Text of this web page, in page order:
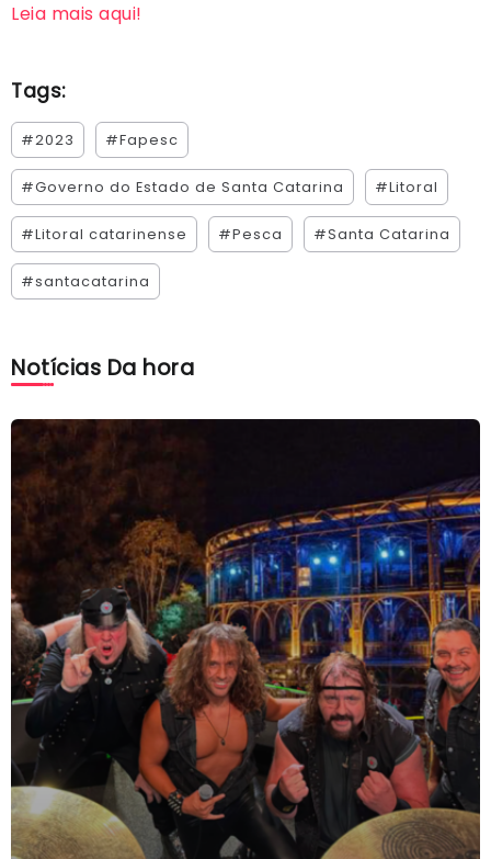
Leia mais aqui!
Tags:
#2023 #Fapesc
#Governo do Estado de Santa Catarina #Litoral
#Litoral catarinense #Pesca #Santa Catarina
#santacatarina
Notícias Da hora